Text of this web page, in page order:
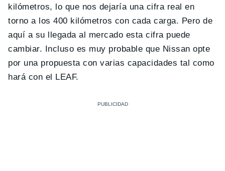
kilómetros, lo que nos dejaría una cifra real en
torno a los 400 kilómetros con cada carga. Pero de
aquí a su llegada al mercado esta cifra puede
cambiar. Incluso es muy probable que Nissan opte
por una propuesta con varias capacidades tal como
hará con el LEAF.